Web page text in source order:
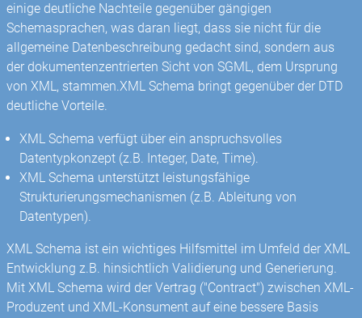
einige deutliche Nachteile gegenüber gängigen
Schemasprachen, was daran liegt, dass sie nicht für die
allgemeine Datenbeschreibung gedacht sind, sondern aus
der dokumentenzentrierten Sicht von SGML, dem Ursprung
von XML, stammen.XML Schema bringt gegenüber der DTD
deutliche Vorteile.
XML Schema verfügt über ein anspruchsvolles
Datentypkonzept (z.B. Integer, Date, Time).
XML Schema unterstützt leistungsfähige
Strukturierungsmechanismen (z.B. Ableitung von
Datentypen).
XML Schema ist ein wichtiges Hilfsmittel im Umfeld der XML
Entwicklung z.B. hinsichtlich Validierung und Generierung.
Mit XML Schema wird der Vertrag ("Contract") zwischen XML-
Produzent und XML-Konsument auf eine bessere Basis